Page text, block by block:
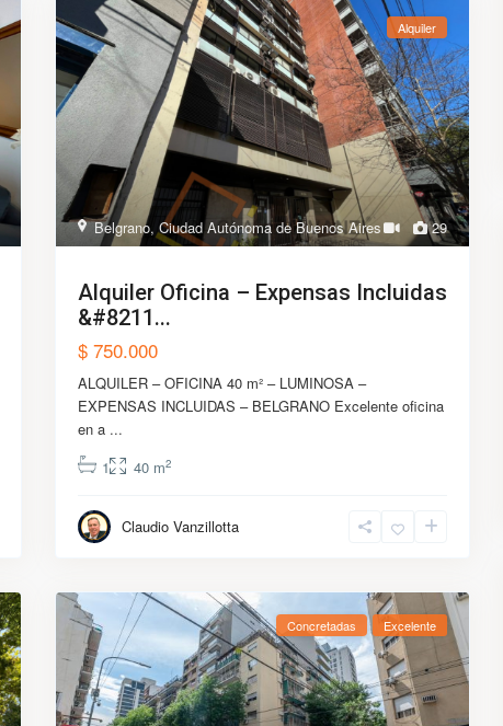
29
Belgrano,Ciudad Autónoma de Buenos Aires
Alquiler
Alquiler Oficina – Expensas Incluidas
&#8211...
$ 750.000
ALQUILER – OFICINA 40 m² – LUMINOSA –
EXPENSAS INCLUIDAS – BELGRANO Excelente oficina
en a ...
1
40 m2
Claudio Vanzillotta
Concretadas Excelente